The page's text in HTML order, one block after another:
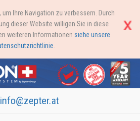
Ihre Navigation zu verbessern. Durch
dieser Website willigen Sie in diese
weiteren Informationen siehe unsere
info@zepter.at